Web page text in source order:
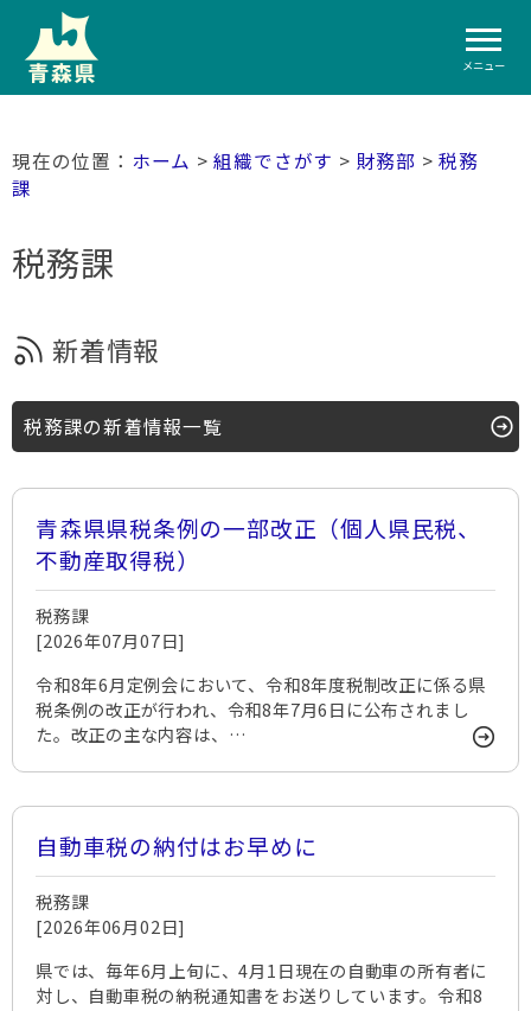
メニュー
ホーム >組織でさがす > 財務部 >税務
課
税務課
新着情報
税務課の新着情報一覧
青森県県税条例の一部改正（個人県民税、
不動産取得税）
税務課
[2026年07月07日]
令和8年6月定例会において、令和8年度税制改正に係る県
税条例の改正が行われ、令和8年7月6日に公布されまし
た。改正の主な内容は、…
自動車税の納付はお早めに
税務課
[2026年06月02日]
県では、毎年6月上旬に、4月1日現在の自動車の所有者に
対し、自動車税の納税通知書をお送りしています。令和8